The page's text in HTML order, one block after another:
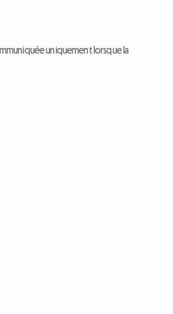
uniquement lorsque la